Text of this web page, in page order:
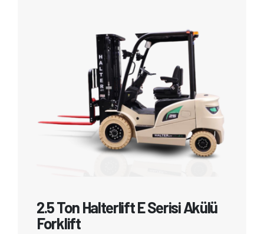
2.5 Ton Halterlift E Serisi Akülü
Forklift